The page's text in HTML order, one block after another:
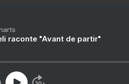
raconte "Avant de partir"